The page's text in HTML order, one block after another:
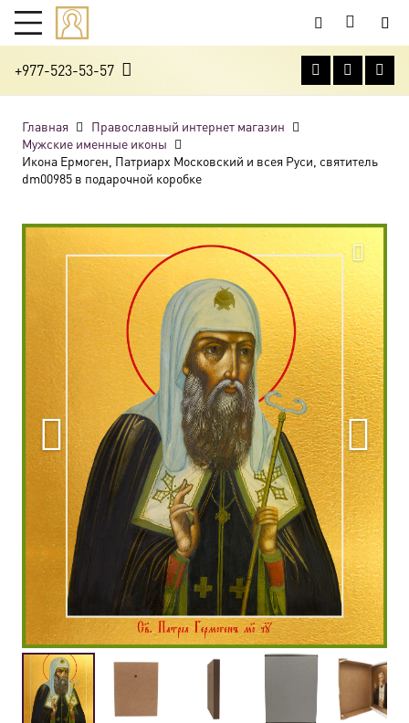
+977-523-53-57
Главная
Православный интернет магазин
Мужские именные иконы
Икона Ермоген, Патриарх Московский и всея Руси, святитель
dm00985 в подарочной коробке